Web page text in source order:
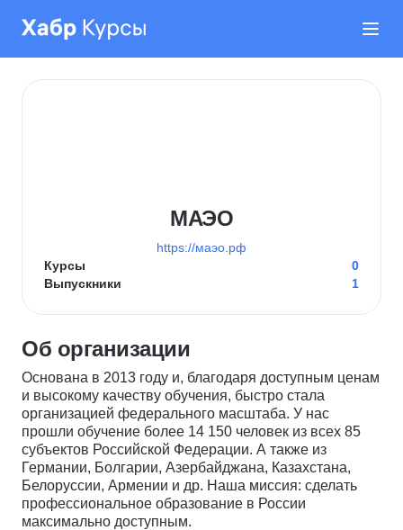
МАЭО
https://маэо.рф
Курсы
0
Выпускники
1
Об организации
Основана в 2013 году и, благодаря доступным ценам
и высокому качеству обучения, быстро стала
организацией федерального масштаба. У нас
прошли обучение более 14 150 человек из всех 85
субъектов Российской Федерации. А также из
Германии, Болгарии, Азербайджана, Казахстана,
Белоруссии, Армении и др. Наша миссия: сделать
профессиональное образование в России
максимально доступным.